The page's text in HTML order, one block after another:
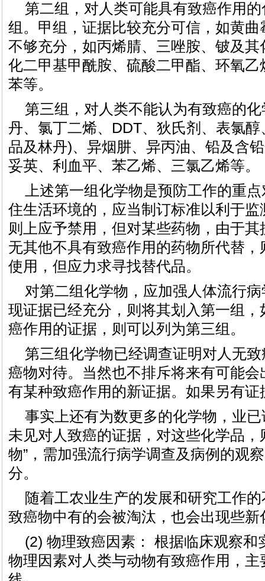
第二组，对人类可能具有致癌作用
组。甲组，证据比较充分可信，如黄
不够充分，如丙烯腈、三唑胺、铍及
化二甲基甲酰胺、硫酸二甲酯、环氧
苯等。
第三组，对人类不能认为有致癌的
丹、氯丁二烯、DDT、狄氏剂、表氯
品及林丹)、异烟肼、异丙油、铅及含
妥英、利血平、苯乙烯、三氯乙烯等。
上述第一组化学物是预防工作的重
住生活环境的，应当制订标准以利于
则上应予禁用，但对某些药物，由于
无其他不具有致癌作用的药物所代替
使用，但应力求寻找替代品。
对第二组化学物，应加强人体流行
现证据已经充分，则将其划入第一组
癌作用的证据，则可以列为第三组。
第三组化学物已经调查证明对人无
癌物对待。当然也不排斥将来有可能
有某种致癌作用的新证据。如果另有
事实上还有为数更多的化学物，业
未见对人致癌的证据，对这些化学品，
物”，需加强流行病学调查及病例的观
分。
随着工农业生产的发展和研究工作
致癌物中有的会被淘汰，也会出现些新
(2) 物理致癌因素： 根据临床观察和
物理因素对人类与动物有致癌作用，